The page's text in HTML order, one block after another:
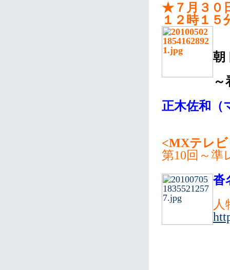
★７月３
１２時１５
朝
～
正木佐和
<MXテレ
第10回～準
沓